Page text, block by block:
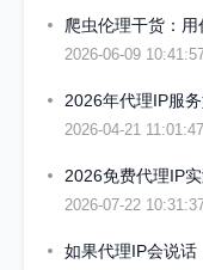
爬虫伦理干货：
2026-06-09
2026年代理IP服
2026-04-21 11:01:47
2026-07-22
如果代理IP会说话